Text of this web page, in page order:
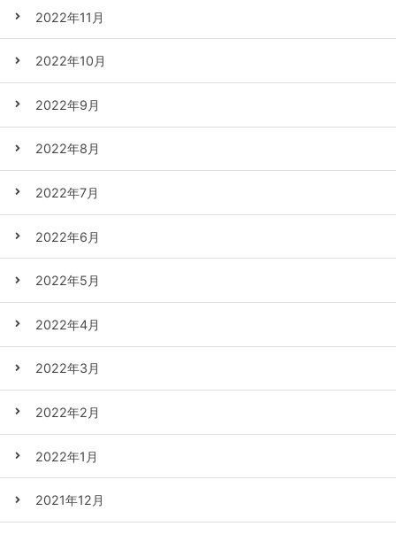
2022年11月
2022年10月
2022年9月
2022年8月
2022年7月
2022年6月
2022年5月
2022年4月
2022年3月
2022年2月
2022年1月
2021年12月